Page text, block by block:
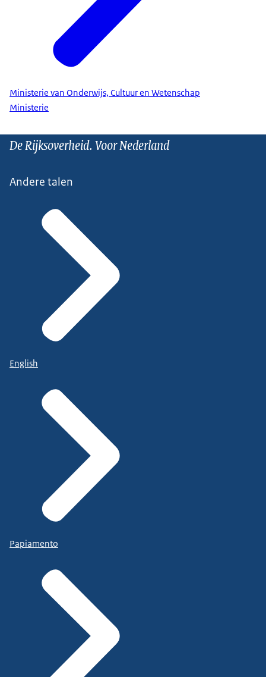
Ministerie van Onderwijs, Cultuur en Wetenschap
Ministerie
De Rijksoverheid. Voor Nederland
Andere talen
English
Papiamento